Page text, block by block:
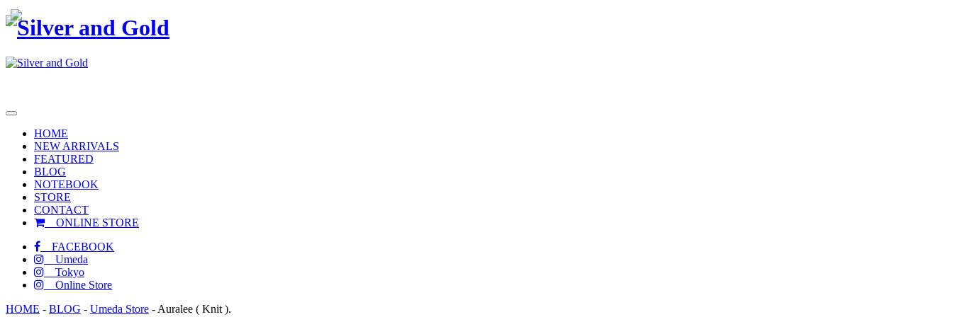
toggle
navigation
HOME
NEW ARRIVALS
FEATURED
BLOG
NOTEBOOK
STORE
CONTACT
ONLINE STORE
FACEBOOK
Umeda
Tokyo
Online Store
HOME - BLOG - Umeda Store - Auralee ( Knit ).